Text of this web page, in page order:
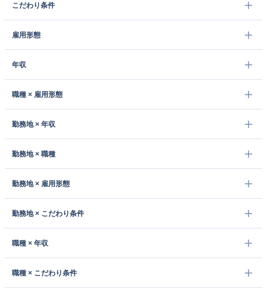
こだわり条件
雇用形態
年収
職種 × 雇用形態
勤務地 × 年収
勤務地 × 職種
勤務地 × 雇用形態
勤務地 × こだわり条件
職種 × 年収
職種 × こだわり条件